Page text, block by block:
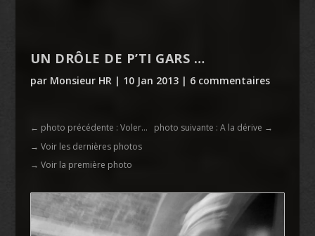
UN DRÔLE DE P’TI GARS …
par Monsieur HR| 10 Jan 2013| 6 commentaires
← photo précédente : Voler... photo suivante : A la dérive →
→ Voir les dernières photos
→ Voir la première photo